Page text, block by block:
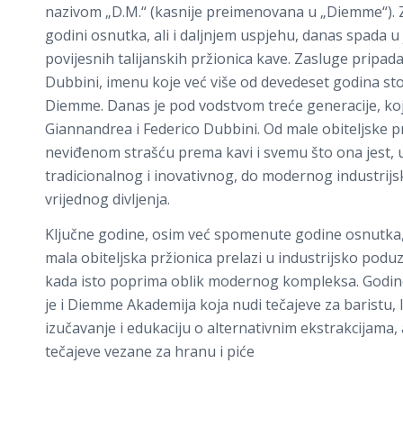
nazivom „D.M.“ (kasnije preimenovana u
godini osnutka, ali i daljnjem uspjehu, danas spada
povijesnih talijanskih pržionica kave. Zasluge
Dubbini, imenu koje već više od devedeset godina
Diemme. Danas je pod vodstvom treće generacije,
Giannandrea i Federico Dubbini. Od male obiteljske
neviđenom strašću prema kavi i svemu što ona jest,
tradicionalnog i inovativnog, do modernog
vrijednog divljenja.
Ključne godine, osim već spomenute godine
mala obiteljska pržionica prelazi u industrijsko
kada isto poprima oblik modernog kompleksa.
je i Diemme Akademija koja nudi tečajeve za baristu,
izučavanje i edukaciju o alternativnim ekstrakcijama,
tečajeve vezane za hranu i piće